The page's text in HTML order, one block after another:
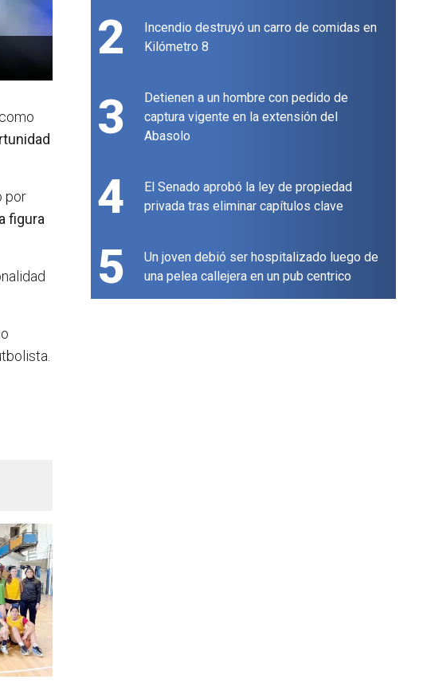
por
figura
2
Incendio destruyó un carro de comidas en
Kilómetro 8
3
Detienen a un hombre con pedido de
captura vigente en la extensión del
Abasolo
4
El Senado aprobó la ley de propiedad
privada tras eliminar capítulos clave
5
Un joven debió ser hospitalizado luego de
una pelea callejera en un pub centrico